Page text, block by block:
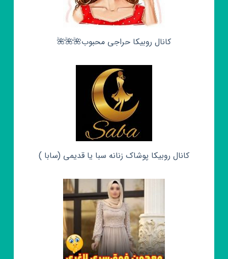
کانال روبیکا حراجی محبوب🌺🌺🌺
کانال روبیکا پوشاک زنانه سبا یا قدیمی (سابا )